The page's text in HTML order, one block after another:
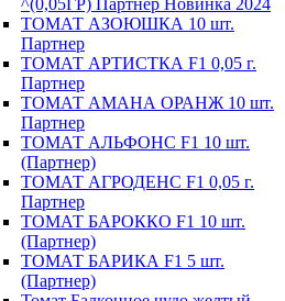
^(0,05ГР) Партнер Новинка 2024
ТОМАТ АЗОЮШКА 10 шт.
Партнер
ТОМАТ АРТИСТКА F1 0,05 г.
Партнер
ТОМАТ АМАНА ОРАНЖ 10 шт.
Партнер
ТОМАТ АЛЬФОНС F1 10 шт.
(Партнер)
ТОМАТ АГРОДЕНС F1 0,05 г.
Партнер
ТОМАТ БАРОККО F1 10 шт.
(Партнер)
ТОМАТ БАРИКА F1 5 шт.
(Партнер)